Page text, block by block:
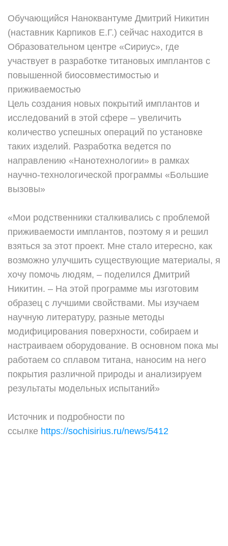
Обучающийся Наноквантуме Дмитрий Никитин
(наставник Карпиков Е.Г.) сейчас находится в
Образовательном центре «Сириус», где
участвует в разработке титановых имплантов с
повышенной биосовместимостью и
приживаемостью
Цель создания новых покрытий имплантов и
исследований в этой сфере – увеличить
количество успешных операций по установке
таких изделий. Разработка ведется по
направлению «Нанотехнологии» в рамках
научно-технологической программы «Большие
вызовы»
«Мои родственники сталкивались с проблемой
приживаемости имплантов, поэтому я и решил
взяться за этот проект. Мне стало итересно, как
возможно улучшить существующие материалы, я
хочу помочь людям, – поделился Дмитрий
Никитин. – На этой программе мы изготовим
образец с лучшими свойствами. Мы изучаем
научную литературу, разные методы
модифицирования поверхности, собираем и
настраиваем оборудование. В основном пока мы
работаем со сплавом титана, наносим на него
покрытия различной природы и анализируем
результаты модельных испытаний»
Источник и подробности по
ссылке https://sochisirius.ru/news/5412